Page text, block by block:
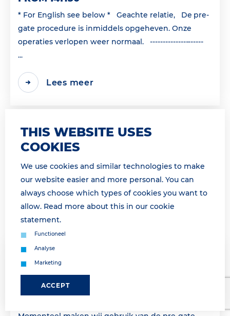
* For English see below * Geachte relatie, De pre-
gate procedure is inmiddels opgeheven. Onze
operaties verlopen weer normaal. ---------------------
...
Lees meer
07 April 2026 09:45
PRE-GATE PROCEDURE AS FROM 9H15
THIS WEBSITE USES
COOKIES
We use cookies and similar technologies to make
our website easier and more personal. You can
always choose which types of cookies you want to
allow. Read more about this in our cookie
statement.
Functioneel
Analyse
Marketing
ACCEPT